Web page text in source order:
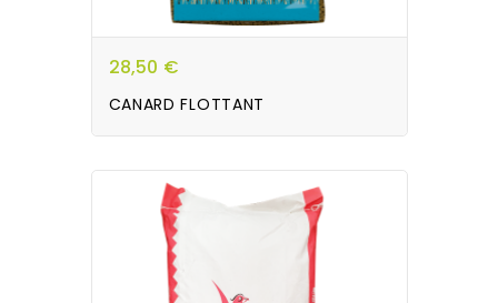
28,50 €
CANARD FLOTTANT